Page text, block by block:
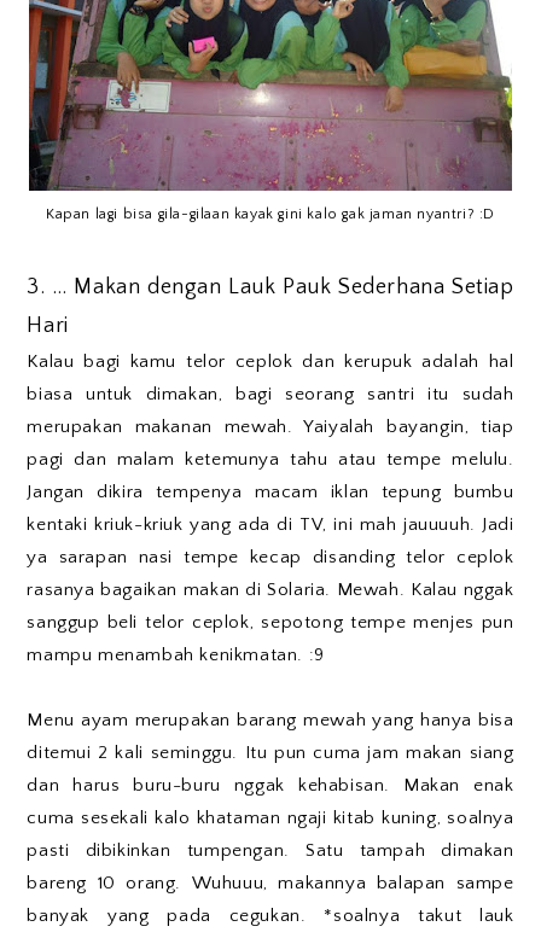
Kapan lagi bisa gila-gilaan kayak gini kalo gak jaman nyantri? :D
3. … Makan dengan Lauk Pauk Sederhana Setiap
Hari
Kalau bagi kamu telor ceplok dan kerupuk adalah hal
biasa untuk dimakan, bagi seorang santri itu sudah
merupakan makanan mewah. Yaiyalah bayangin, tiap
pagi dan malam ketemunya tahu atau tempe melulu.
Jangan dikira tempenya macam iklan tepung bumbu
kentaki kriuk-kriuk yang ada di TV, ini mah jauuuuh. Jadi
ya sarapan nasi tempe kecap disanding telor ceplok
rasanya bagaikan makan di Solaria. Mewah. Kalau nggak
sanggup beli telor ceplok, sepotong tempe menjes pun
mampu menambah kenikmatan. :9
Menu ayam merupakan barang mewah yang hanya bisa
ditemui 2 kali seminggu. Itu pun cuma jam makan siang
dan harus buru-buru nggak kehabisan. Makan enak
cuma sesekali kalo khataman ngaji kitab kuning, soalnya
pasti dibikinkan tumpengan. Satu tampah dimakan
bareng 10 orang. Wuhuuu, makannya balapan sampe
banyak yang pada cegukan. *soalnya takut lauk